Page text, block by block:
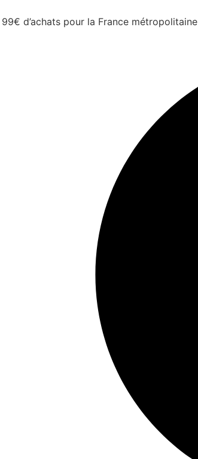
d’achats pour la France métropolitaine